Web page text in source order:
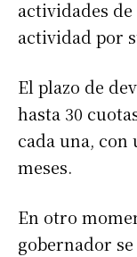
actividades
actividad por
El plazo de
hasta 30
cada una,
meses.
En otro
gobernador